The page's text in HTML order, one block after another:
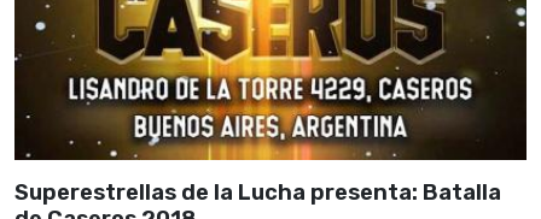
Superestrellas de la Lucha presenta: Batalla